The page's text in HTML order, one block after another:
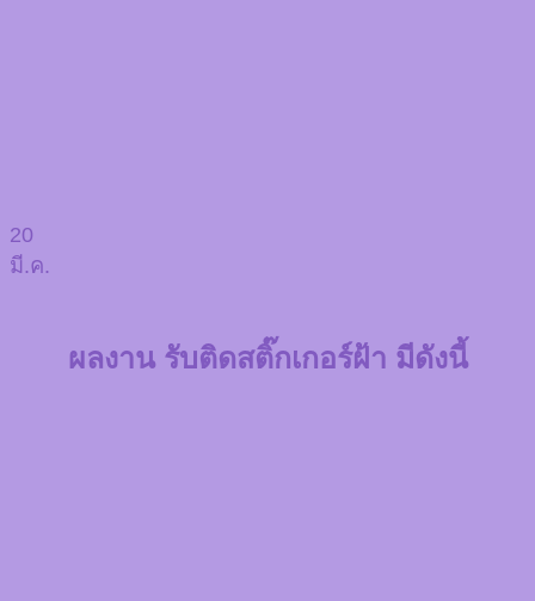
20
มี.ค.
ผลงาน รับติดสติ๊กเกอร์ฝ้า มีดังนี้